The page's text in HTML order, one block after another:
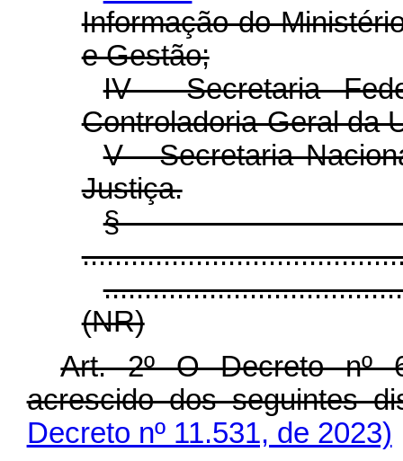
Informação do
e Gestão;
IV - Secretaria
Controladoria-Geral da
V - Secretaria
Justiça.
§
(NR)
Art. 2º O Decreto nº
acrescido dos seguintes
Decreto nº 11.531, de 2023)